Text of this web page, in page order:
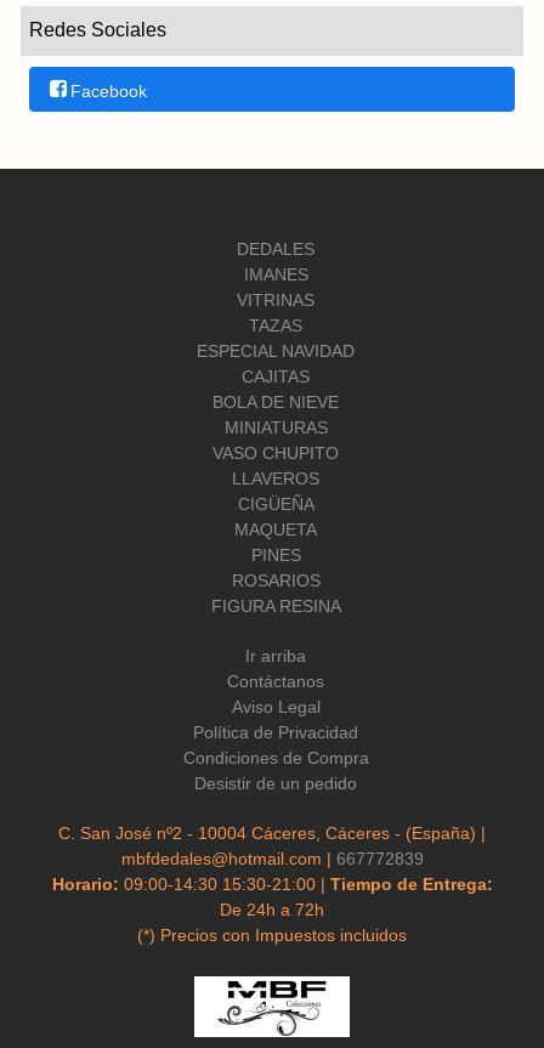
Redes Sociales
Facebook
DEDALES
IMANES
VITRINAS
TAZAS
ESPECIAL NAVIDAD
CAJITAS
BOLA DE NIEVE
MINIATURAS
VASO CHUPITO
LLAVEROS
CIGÜEÑA
MAQUETA
PINES
ROSARIOS
FIGURA RESINA
Ir arriba
Contáctanos
Aviso Legal
Política de Privacidad
Condiciones de Compra
Desistir de un pedido
C. San José nº2 - 10004 Cáceres, Cáceres - (España) |
mbfdedales@hotmail.com | 667772839
Horario: 09:00-14:30 15:30-21:00 | Tiempo de Entrega:
De 24h a 72h
(*) Precios con Impuestos incluidos